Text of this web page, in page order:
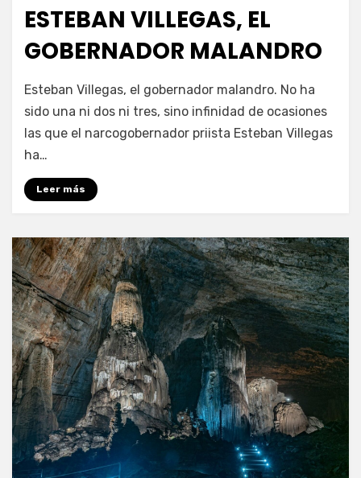
ESTEBAN VILLEGAS, EL
GOBERNADOR MALANDRO
por Fernando Miranda Servín
Esteban Villegas, el gobernador malandro. No ha
sido una ni dos ni tres, sino infinidad de ocasiones
las que el narcogobernador priista Esteban Villegas
ha…
Leer más